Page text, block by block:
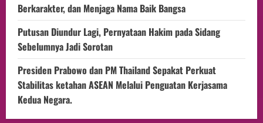
Berkarakter, dan Menjaga Nama Baik Bangsa
Putusan Diundur Lagi, Pernyataan Hakim pada Sidang
Sebelumnya Jadi Sorotan
Presiden Prabowo dan PM Thailand Sepakat Perkuat
Stabilitas ketahan ASEAN Melalui Penguatan Kerjasama
Kedua Negara.